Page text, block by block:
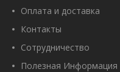
Оплата и доставка
Контакты
Сотрудничество
Полезная Информация